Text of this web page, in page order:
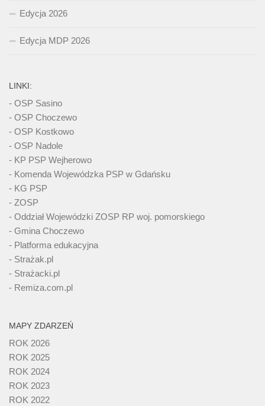
Edycja 2026
Edycja MDP 2026
LINKI:
- OSP Sasino
- OSP Choczewo
- OSP Kostkowo
- OSP Nadole
- KP PSP Wejherowo
- Komenda Wojewódzka PSP w Gdańsku
- KG PSP
- ZOSP
- Oddział Wojewódzki ZOSP RP woj. pomorskiego
- Gmina Choczewo
- Platforma edukacyjna
- Strażak.pl
- Strażacki.pl
- Remiza.com.pl
MAPY ZDARZEŃ
ROK 2026
ROK 2025
ROK 2024
ROK 2023
ROK 2022